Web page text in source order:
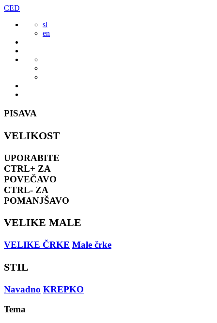
Preskoči
vsebine
CED
sl
en
PISAVA
VELIKOST
UPORABITE
CTRL+ ZA
POVEČAVO
CTRL- ZA
POMANJŠAVO
VELIKE MALE
VELIKE ČRKE Male črke
STIL
Navadno KREPKO
Tema